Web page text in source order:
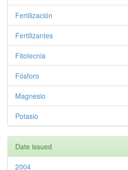
Fertilización
Fertilizantes
Fitotecnia
Fósforo
Magnesio
Potasio
Date issued
2004